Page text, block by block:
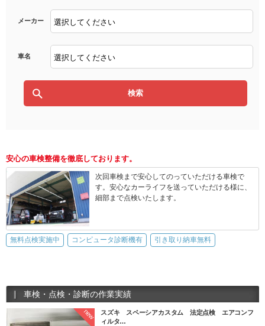
メーカー
車名
安心の車検整備を徹底しております。
次回車検まで安心してのっていただける車検で
す。安心なカーライフを送っていただける様に、
細部まで点検いたします。
無料点検実施中 コンピュータ診断機有 引き取り納車無料
車検・点検・診断の作業実績
new
スズキ スペーシアカスタム 法定点検 エアコンフ
ィルタ…